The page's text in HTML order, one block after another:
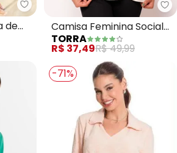
bonprix - Camisa Jeans Gola
de
Camisa Feminina Social
(Bege)
TORRA
R$ 37,49R$ 49,99
-71%